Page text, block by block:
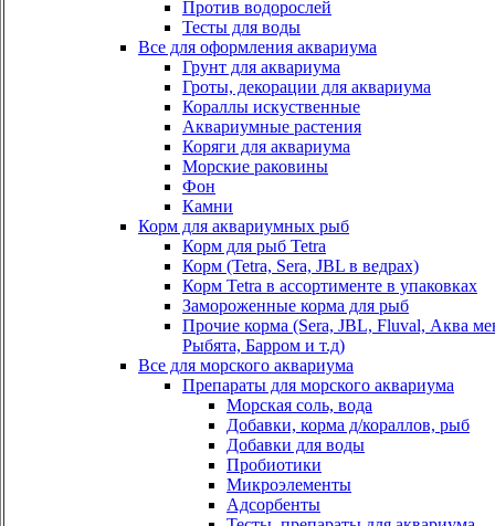
Против водорослей
Тесты для воды
Все для оформления аквариума
Грунт для аквариума
Гроты, декорации для аквариума
Кораллы искуственные
Аквариумные растения
Коряги для аквариума
Морские раковины
Фон
Камни
Корм для аквариумных рыб
Корм для рыб Tetra
Корм (Tetra, Sera, JBL в ведрах)
Корм Tetra в ассортименте в упаковках
Замороженные корма для рыб
Прочие корма (Sera, JBL, Fluval, Аква
Рыбята, Барром и т.д)
Все для морского аквариума
Препараты для морского аквариума
Морская соль, вода
Добавки, корма д/кораллов, рыб
Добавки для воды
Пробиотики
Микроэлементы
Адсорбенты